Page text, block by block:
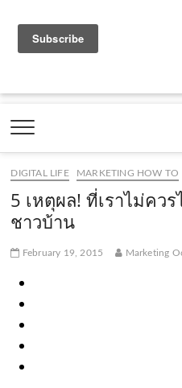
a
e
b
o
o
k
o
t
b
e
.
.
o
e
m
e
t
g
r
a
t
k
.
c
DIGITAL |
DIGITAL LIFE MARKETING HOW TO
5 เหตุผล! ที่เราไม่คว
ชาวบ้าน
February 19, 2015 Marketing